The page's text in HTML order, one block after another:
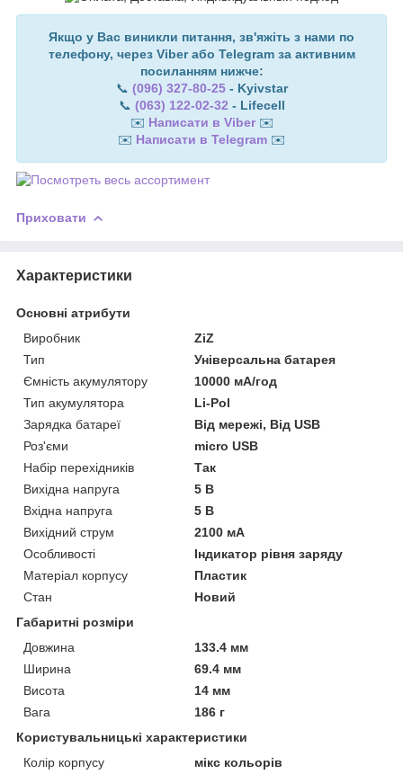
Якщо у Вас виникли питання, зв'яжіть з нами по
телефону, через Viber або Telegram за активним
посиланням нижче:
📞 (096) 327-80-25- Kyivstar
📞 (063) 122-02-32 - Lifecell
✉️ Написати в Viber ✉️
✉️ Написати в Telegram ✉️
Приховати
Характеристики
Основні атрибути
Виробник
ZiZ
Тип
Універсальна батарея
Ємність акумулятору
10000 мА/год
Тип акумулятора
Li-Pol
Зарядка батареї
Від мережі, Від USB
Роз'єми
micro USB
Набір перехідників
Так
Вихідна напруга
5 В
Вхідна напруга
5 В
Вихідний струм
2100 мА
Особливості
Індикатор рівня заряду
Матеріал корпусу
Пластик
Стан
Новий
Габаритні розміри
Довжина
133.4 мм
Ширина
69.4 мм
Висота
14 мм
Вага
186 г
Користувальницькі характеристики
Колір корпусу
мікс кольорів